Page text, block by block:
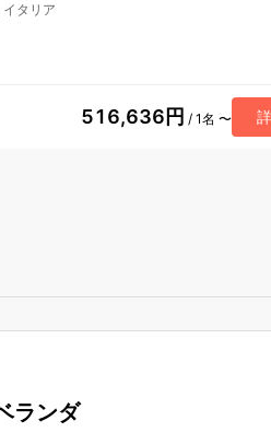
タリア
516,636円 / 1名 〜
ランダ